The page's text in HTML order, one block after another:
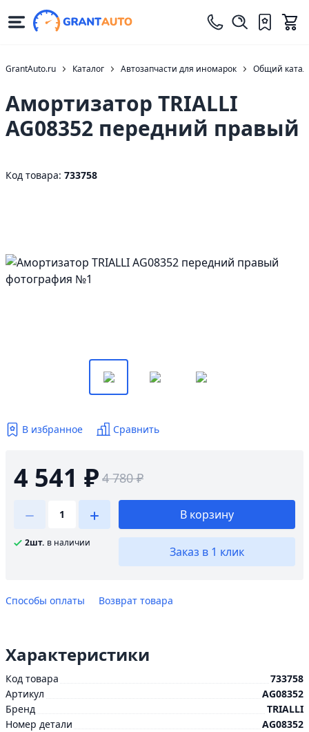
GrantAuto.ru Каталог Автозапчасти для иномарок Общий
Амортизатор TRIALLI
AG08352 передний правый
Код товара: 733758
В избранное Сравнить
4 541 ₽ 4 780 ₽
2шт. в наличии
В корзину
Заказ в 1 клик
Способы оплаты Возврат товара
Характеристики
Код товара
733758
Артикул
AG08352
Бренд
TRIALLI
Номер детали
AG08352